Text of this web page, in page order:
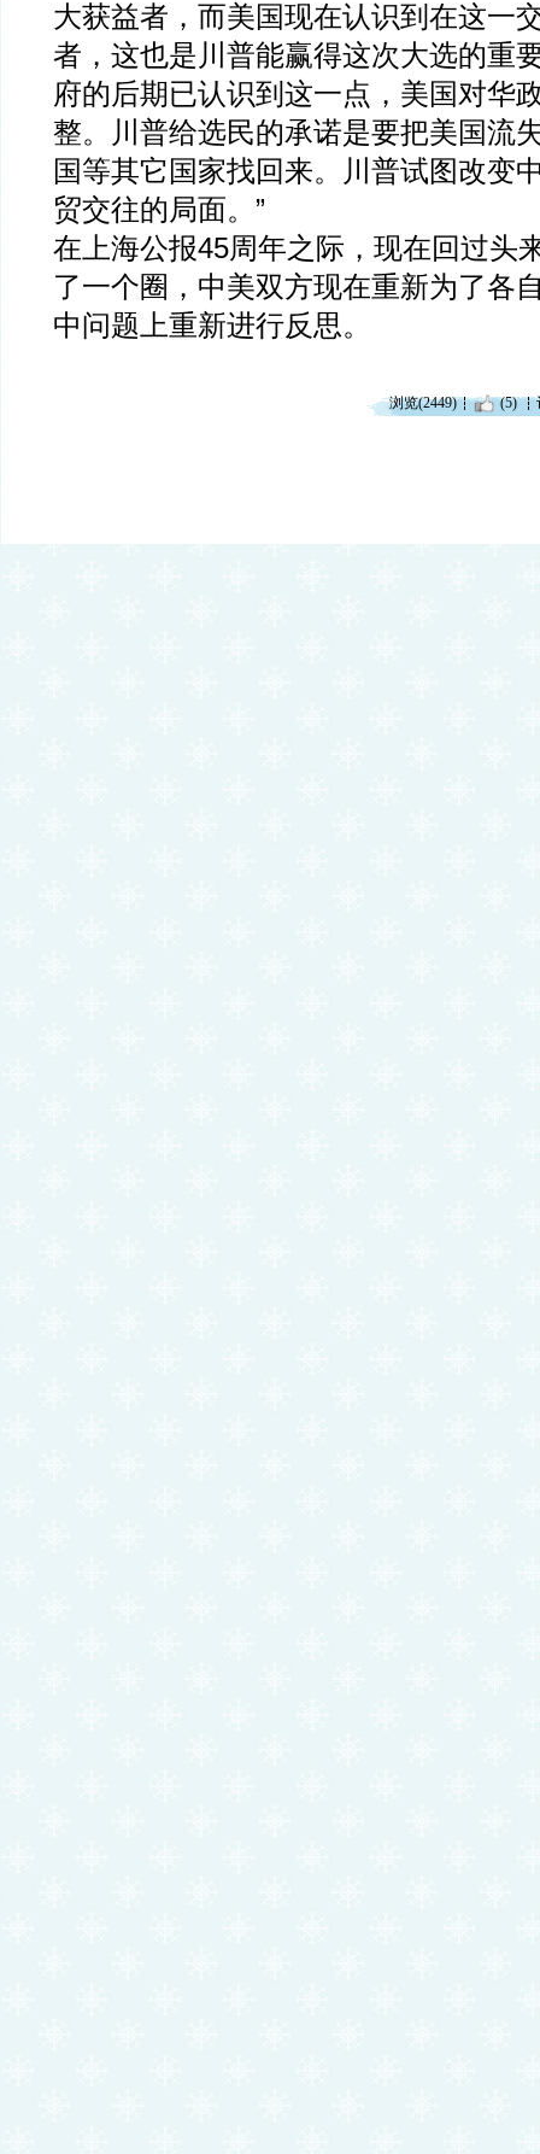
大获益者，而美国现在认识到在这一
者，这也是川普能赢得这次大选的重
府的后期已认识到这一点，美国对华
整。川普给选民的承诺是要把美国流
国等其它国家找回来。川普试图改变
贸交往的局面。”
在上海公报45周年之际，现在回过头
了一个圈，中美双方现在重新为了各
中问题上重新进行反思。
浏览(2449) (5)